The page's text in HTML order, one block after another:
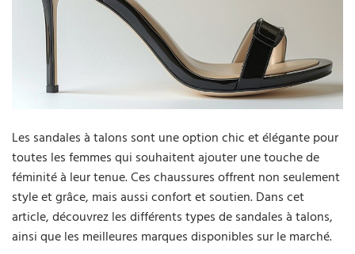
Les sandales à talons sont une option chic et élégante pour
toutes les femmes qui souhaitent ajouter une touche de
féminité à leur tenue. Ces chaussures offrent non seulement
style et grâce, mais aussi confort et soutien. Dans cet
article, découvrez les différents types de sandales à talons,
ainsi que les meilleures marques disponibles sur le marché.